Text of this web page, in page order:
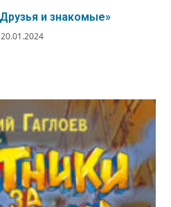
и знакомые»
20.01.2024